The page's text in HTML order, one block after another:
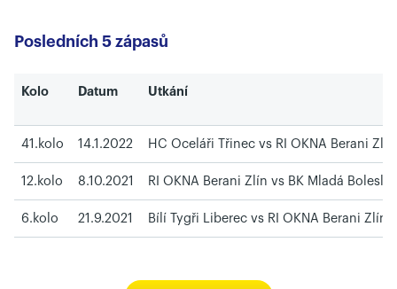
Posledních 5 zápasů
Kolo Datum Utkání
41.kolo 14.1.2022 HC Oceláři Třinec vs RI OKNA Berani Zlín
12.kolo 8.10.2021 RI OKNA Berani Zlín vs BK Mladá Boleslav
6.kolo 21.9.2021 Bílí Tygři Liberec vs RI OKNA Berani Zlín